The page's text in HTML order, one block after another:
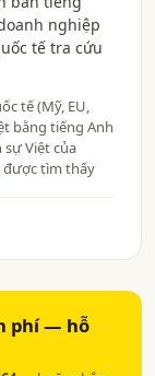
nghiệp
tế tra cứu
tế (Mỹ, EU,
bằng tiếng Anh
Việt của
được tìm thấy
phí — hỗ